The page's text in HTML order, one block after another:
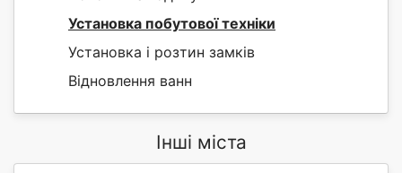
Установка побутової техніки
Установка і розтин замків
Відновлення ванн
Інші міста